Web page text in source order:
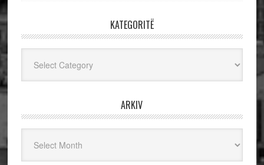
KATEGORITË
ARKIV